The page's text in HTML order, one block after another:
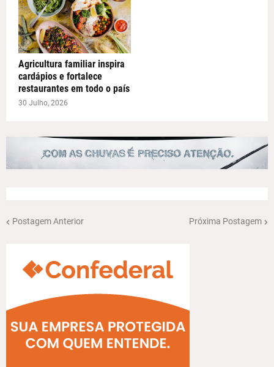
Agricultura familiar inspira
cardápios e fortalece
restaurantes em todo o país
30 Julho, 2026
Postagem Anterior Próxima Postagem